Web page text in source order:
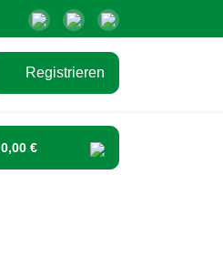
Registrieren
0,00 €